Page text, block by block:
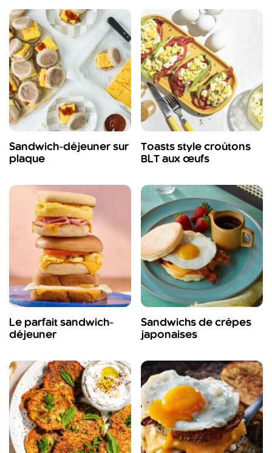
Sandwich-déjeuner sur
plaque
Toasts style croûtons
BLT aux œufs
Le parfait sandwich-
déjeuner
Sandwichs de crêpes
japonaises